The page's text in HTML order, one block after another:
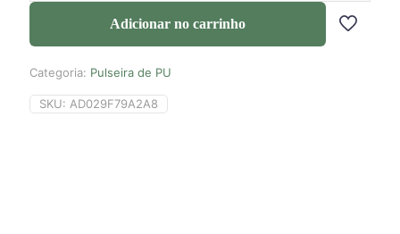
Adicionar no carrinho
Categoria: Pulseira de PU
SKU: AD029F79A2A8